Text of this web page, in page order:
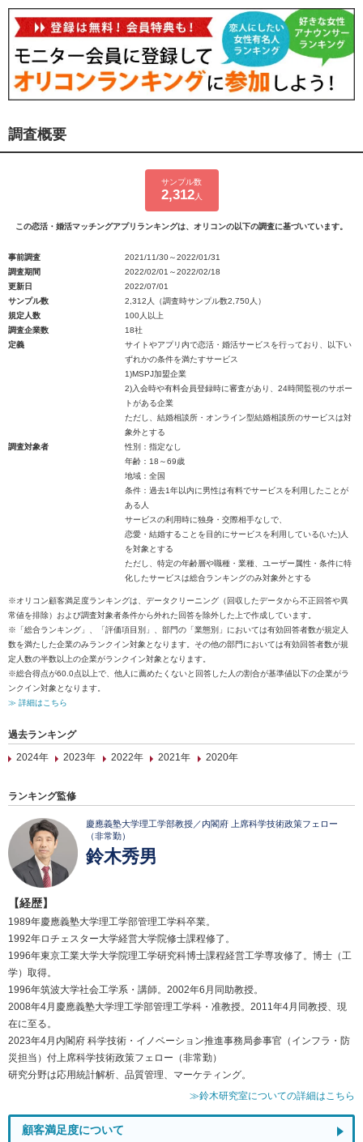
調査概要
サンプル数
2,312人
この恋活・婚活マッチングアプリランキングは、オリコンの以下の調査に基づいています。
事前調査
2021/11/30～2022/01/31
調査期間
2022/02/01～2022/02/18
更新日
2022/07/01
サンプル数
2,312人（調査時サンプル数2,750人）
規定人数
100人以上
調査企業数
18社
定義
サイトやアプリ内で恋活・婚活サービスを行っており、以下い
ずれかの条件を満たすサービス
1)MSPJ加盟企業
2)入会時や有料会員登録時に審査があり、24時間監視のサポー
トがある企業
ただし、結婚相談所・オンライン型結婚相談所のサービスは対
象外とする
調査対象者
性別：指定なし
年齢：18～69歳
地域：全国
条件：過去1年以内に男性は有料でサービスを利用したことが
ある人
サービスの利用時に独身・交際相手なしで、
恋愛・結婚することを目的にサービスを利用している(いた)人
を対象とする
ただし、特定の年齢層や職種・業種、ユーザー属性・条件に特
化したサービスは総合ランキングのみ対象外とする
※オリコン顧客満足度ランキングは、データクリーニング（回収したデータから不正回答や異
常値を排除）および調査対象者条件から外れた回答を除外した上で作成しています。
※「総合ランキング」、「評価項目別」、部門の「業態別」においては有効回答者数が規定人
数を満たした企業のみランクイン対象となります。その他の部門においては有効回答者数が規
定人数の半数以上の企業がランクイン対象となります。
※総合得点が60.0点以上で、他人に薦めたくないと回答した人の割合が基準値以下の企業がラ
ンクイン対象となります。
≫ 詳細はこちら
過去ランキング
2024年
2023年 2022年 2021年 2020年
ランキング監修
慶應義塾大学理工学部教授／内閣府 上席科学技術政策フェロー
（非常勤）
鈴木秀男
【経歴】
1989年慶應義塾大学理工学部管理工学科卒業。
1992年ロチェスター大学経営大学院修士課程修了。
1996年東京工業大学大学院理工学研究科博士課程経営工学専攻修了。博士（工
学）取得。
1996年筑波大学社会工学系・講師。2002年6月同助教授。
2008年4月慶應義塾大学理工学部管理工学科・准教授。2011年4月同教授、現
在に至る。
2023年4月内閣府 科学技術・イノベーション推進事務局参事官（インフラ・防
災担当）付上席科学技術政策フェロー（非常勤）
研究分野は応用統計解析、品質管理、マーケティング。
≫鈴木研究室についての詳細はこちら
顧客満足度について